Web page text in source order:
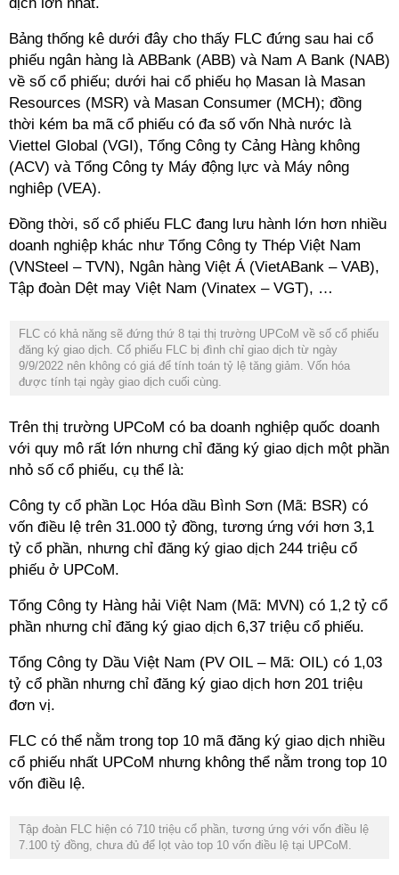
Bảng thống kê dưới đây cho thấy FLC đứng sau hai cổ
phiếu ngân hàng là ABBank (ABB) và Nam A Bank (NAB)
về số cổ phiếu; dưới hai cổ phiếu họ Masan là Masan
Resources (MSR) và Masan Consumer (MCH); đồng
thời kém ba mã cổ phiếu có đa số vốn Nhà nước là
Viettel Global (VGI), Tổng Công ty Cảng Hàng không
(ACV) và Tổng Công ty Máy động lực và Máy nông
nghiêp (VEA).
Đồng thời, số cổ phiếu FLC đang lưu hành lớn hơn nhiều
doanh nghiệp khác như Tổng Công ty Thép Việt Nam
(VNSteel – TVN), Ngân hàng Việt Á (VietABank – VAB),
Tập đoàn Dệt may Việt Nam (Vinatex – VGT), …
FLC có khả năng sẽ đứng thứ 8 tại thị trường UPCoM về số cổ phiếu
đăng ký giao dịch. Cổ phiếu FLC bị đình chỉ giao dịch từ ngày
9/9/2022 nên không có giá để tính toán tỷ lệ tăng giảm. Vốn hóa
được tính tại ngày giao dịch cuối cùng.
Trên thị trường UPCoM có ba doanh nghiệp quốc doanh
với quy mô rất lớn nhưng chỉ đăng ký giao dịch một phần
nhỏ số cổ phiếu, cụ thể là:
Công ty cổ phần Lọc Hóa dầu Bình Sơn (Mã: BSR) có
vốn điều lệ trên 31.000 tỷ đồng, tương ứng với hơn 3,1
tỷ cổ phần, nhưng chỉ đăng ký giao dịch 244 triệu cổ
phiếu ở UPCoM.
Tổng Công ty Hàng hải Việt Nam (Mã: MVN) có 1,2 tỷ cổ
phần nhưng chỉ đăng ký giao dịch 6,37 triệu cổ phiếu.
Tổng Công ty Dầu Việt Nam (PV OIL – Mã: OIL) có 1,03
tỷ cổ phần nhưng chỉ đăng ký giao dịch hơn 201 triệu
đơn vị.
FLC có thể nằm trong top 10 mã đăng ký giao dịch nhiều
cổ phiếu nhất UPCoM nhưng không thể nằm trong top 10
vốn điều lệ.
Tập đoàn FLC hiện có 710 triệu cổ phần, tương ứng với vốn điều lệ
7.100 tỷ đồng, chưa đủ để lọt vào top 10 vốn điều lệ tại UPCoM.